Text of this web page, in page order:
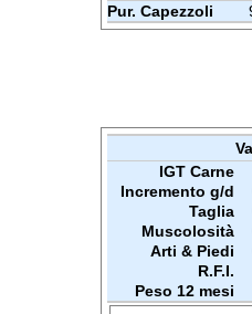
Pur. Capezzoli
IGT Carne
Incremento g/d
Taglia
Muscolosità
Arti & Piedi
R.F.I.
Peso 12 mesi